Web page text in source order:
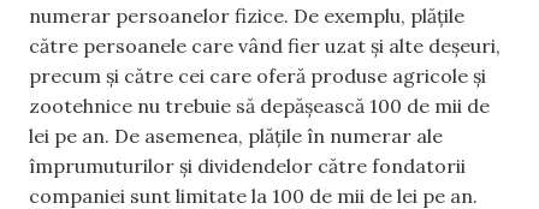
numerar persoanelor fizice. De exemplu, plățile
către persoanele care vând fier uzat și alte deșeuri,
precum și către cei care oferă produse agricole și
zootehnice nu trebuie să depășească 100 de mii de
lei pe an. De asemenea, plățile în numerar ale
împrumuturilor și dividendelor către fondatorii
companiei sunt limitate la 100 de mii de lei pe an.